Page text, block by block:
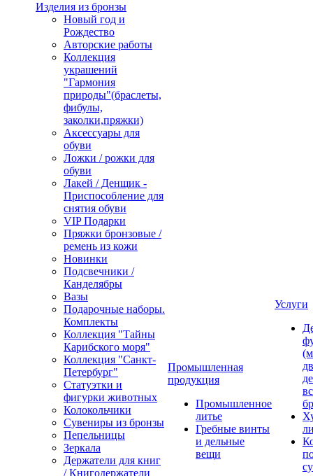
Изделия из бронзы
Новый год и
Рождество
Авторские работы
Коллекция
украшений
"Гармония
природы"(браслеты,
фибулы,
заколки,пряжки)
Аксессуары для
обуви
Ложки / рожки для
обуви
Лакей / Денщик -
Приспособление для
снятия обуви
VIP Подарки
Пряжки бронзовые /
ремень из кожи
Новинки
Подсвечники /
Канделябры
Вазы
Подарочные наборы.
Комплекты
Коллекция "Тайны
Карибского моря"
Коллекция "Санкт-
Петербург"
Статуэтки и
фигурки животных
Колокольчики
Сувениры из бронзы
Пепельницы
Зеркала
Держатели для книг
/ Книгодержатели
Промышленная
продукция
Промышленное
литье
Гребные винты
и дельные
вещи
Услуги